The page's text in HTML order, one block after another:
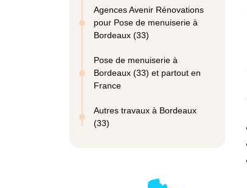
Agences Avenir Rénovations
pour Pose de menuiserie à
Bordeaux (33)
Pose de menuiserie à
Bordeaux (33) et partout en
France
Autres travaux à Bordeaux
(33)